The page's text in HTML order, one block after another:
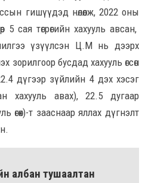
гишүүдэд нөлөөлж, 2022 оны
сая төгрөгийн хахууль авсан,
үзүүлсэн Ц.М нь дээрх
зорилгоор бусдад хахууль өгсөн
дүгээр зүйлийн 4 дэх хэсэг
хахууль авах), 22.5 дугаар
өгөх)-т зааснаар яллах дүгнэлт
албан тушаалтан